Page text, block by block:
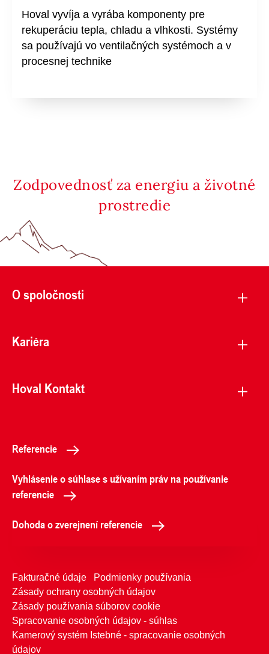
Hoval vyvíja a vyrába komponenty pre
rekuperáciu tepla, chladu a vlhkosti. Systémy
sa používajú vo ventilačných systémoch a v
procesnej technike
Zodpovednosť za energiu a životné
prostredie
O spoločnosti
Kariéra
Hoval Kontakt
Referencie
Vyhlásenie o súhlase s užívaním práv na používanie
referencie
Dohoda o zverejnení referencie
Fakturačné údaje
Podmienky používania
Zásady ochrany osobných údajov
Zásady používania súborov cookie
Spracovanie osobných údajov - súhlas
Kamerový systém Istebné - spracovanie osobných
údajov